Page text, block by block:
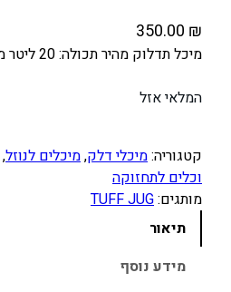
350.00 ₪
מיכל תדלוק מהיר תכולה: 20 ליטר מותג: TUFF JUG
המלאי אזל
קטגוריה:מיכלי דלק, מיכלים לנוזל,
וכלים לתחזוקה
מותגים:TUFF JUG
תיאור
מידע נוסף